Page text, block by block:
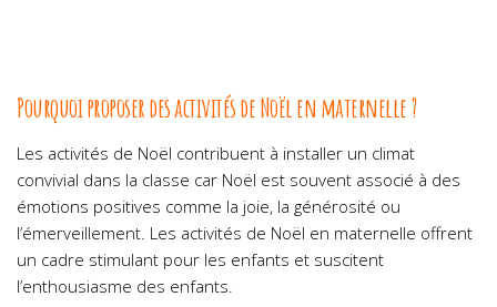
Pourquoi proposer des activités de Noël en maternelle ?
Les activités de Noël contribuent à installer un climat
convivial dans la classe car Noël est souvent associé à des
émotions positives comme la joie, la générosité ou
l’émerveillement. Les activités de Noël en maternelle offrent
un cadre stimulant pour les enfants et suscitent
l’enthousiasme des enfants.